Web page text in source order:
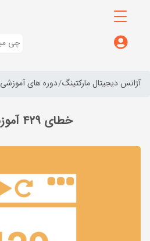
آژانس دیجیتال مارکتینگ دوره های آموزشی
خطای ۴۲۹ آموزش رفع